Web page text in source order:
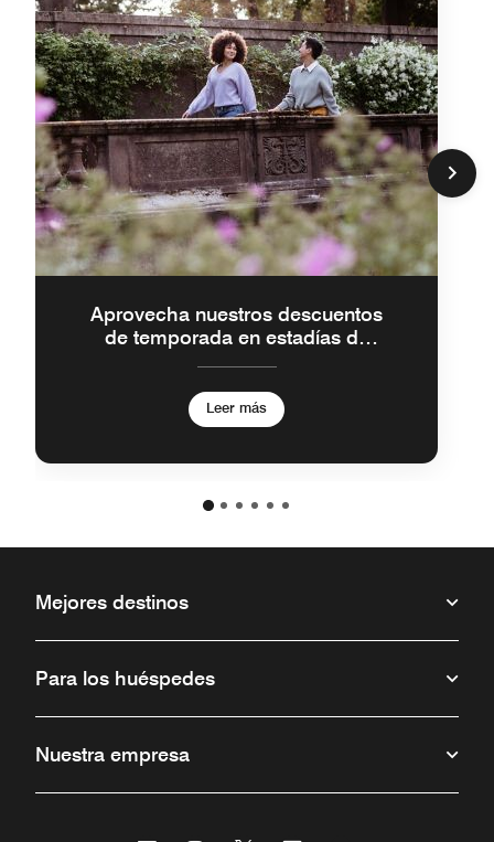
Aprovecha nuestros descuentos
de temporada en estadías de
Leer más
Mejores destinos
Para los huéspedes
Nuestra empresa